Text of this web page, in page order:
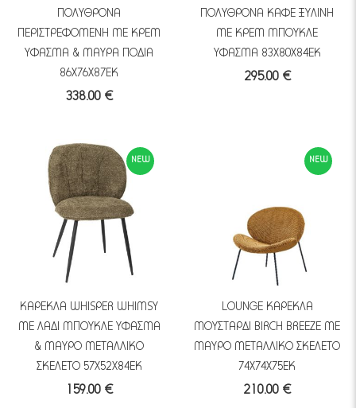
ΠΟΛΥΘΡΟΝΑ
ΠΕΡΙΣΤΡΕΦΟΜΕΝΗ ΜΕ ΚΡΕΜ
ΥΦΑΣΜΑ & ΜΑΥΡΑ ΠΟΔΙΑ
86Χ76Χ87ΕΚ
338.00 €
ΠΟΛΥΘΡΟΝΑ ΚΑΦΕ ΞΥΛΙΝΗ
ΜΕ ΚΡΕΜ ΜΠΟΥΚΛΕ
ΥΦΑΣΜΑ 83Χ80Χ84ΕΚ
295.00 €
NEW
ΚΑΡΕΚΛΑ WHISPER WHIMSY
ΜΕ ΛΑΔΙ ΜΠΟΥΚΛΕ ΥΦΑΣΜΑ
& ΜΑΥΡΟ ΜΕΤΑΛΛΙΚΟ
ΣΚΕΛΕΤΟ 57Χ52Χ84ΕΚ
159.00 €
NEW
LOUNGE ΚΑΡΕΚΛΑ
ΜΟΥΣΤΑΡΔΙ BIRCH BREEZE ΜΕ
ΜΑΥΡΟ ΜΕΤΑΛΛΙΚΟ ΣΚΕΛΕΤΟ
74Χ74Χ75ΕΚ
210.00 €